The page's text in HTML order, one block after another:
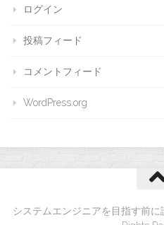
ログイン
投稿フィード
コメントフィード
WordPress.org
システムエンジニアを目指す前